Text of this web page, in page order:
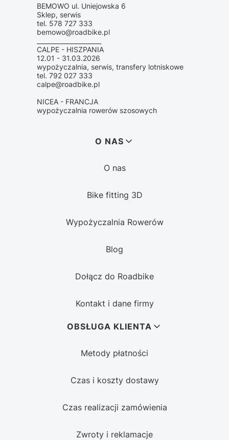
BEMOWO ul. Uniejowska 6
Sklep, serwis
tel. 578 727 333
bemowo@roadbike.pl
CALPE - HISZPANIA
12.01 - 31.03.2026
wypożyczalnia, serwis, transfery lotniskowe
tel. 792 027 333
calpe@roadbike.pl
NICEA - FRANCJA
wypożyczalnia rowerów szosowych
O NAS
O nas
Bike fitting 3D
Wypożyczalnia Rowerów
Blog
Dołącz do Roadbike
Kontakt i dane firmy
OBSŁUGA KLIENTA
Metody płatności
Czas i koszty dostawy
Czas realizacji zamówienia
Zwroty i reklamacje